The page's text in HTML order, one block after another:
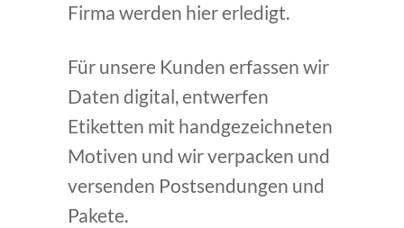
Firma werden hier erledigt.
Für unsere Kunden erfassen wir
Daten digital, entwerfen
Etiketten mit handgezeichneten
Motiven und wir verpacken und
versenden Postsendungen und
Pakete.